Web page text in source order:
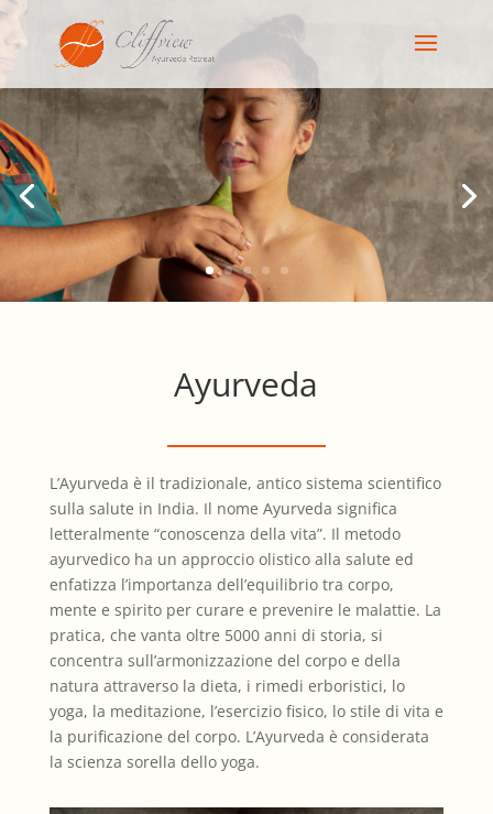
Ayurveda
L’Ayurveda è il tradizionale, antico sistema scientifico
sulla salute in India. Il nome Ayurveda significa
letteralmente “conoscenza della vita”. Il metodo
ayurvedico ha un approccio olistico alla salute ed
enfatizza l’importanza dell’equilibrio tra corpo,
mente e spirito per curare e prevenire le malattie. La
pratica, che vanta oltre 5000 anni di storia, si
concentra sull’armonizzazione del corpo e della
natura attraverso la dieta, i rimedi erboristici, lo
yoga, la meditazione, l’esercizio fisico, lo stile di vita e
la purificazione del corpo. L’Ayurveda è considerata
la scienza sorella dello yoga.